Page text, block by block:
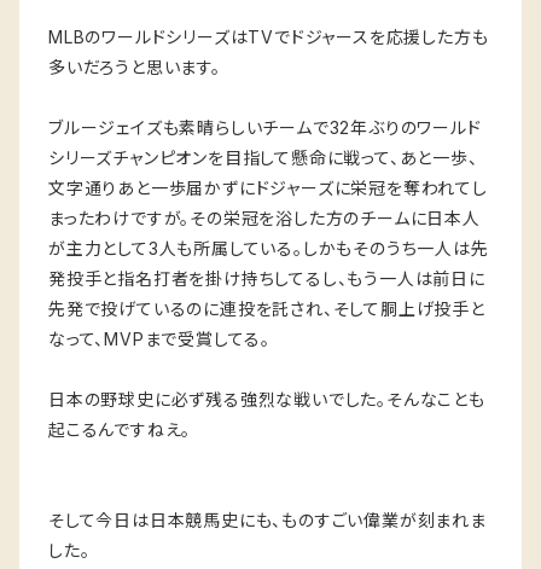
MLBのワールドシリーズはTVでドジャースを応援した方も
多いだろうと思います。
ブルージェイズも素晴らしいチームで32年ぶりのワールド
シリーズチャンピオンを目指して懸命に戦って、あと一歩、
文字通りあと一歩届かずにドジャーズに栄冠を奪われてし
まったわけですが。その栄冠を浴した方のチームに日本人
が主力として3人も所属している。しかもそのうち一人は先
発投手と指名打者を掛け持ちしてるし、もう一人は前日に
先発で投げているのに連投を託され、そして胴上げ投手と
なって、MVPまで受賞してる。
日本の野球史に必ず残る強烈な戦いでした。そんなことも
起こるんですねえ。
そして今日は日本競馬史にも、ものすごい偉業が刻まれま
した。